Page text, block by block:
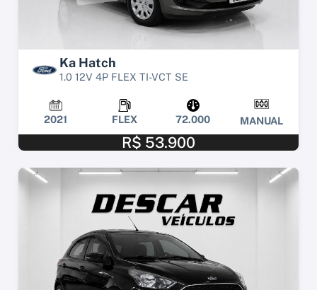
Ka Hatch
1.0 12V 4P FLEX TI-VCT SE
2021 FLEX 72.000 MANUAL
R$ 53.900